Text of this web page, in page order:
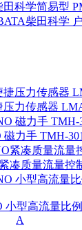
科学简易型
柴田科学
力传感器
力手 TMH-
凑质量流量控
型高流量比
A